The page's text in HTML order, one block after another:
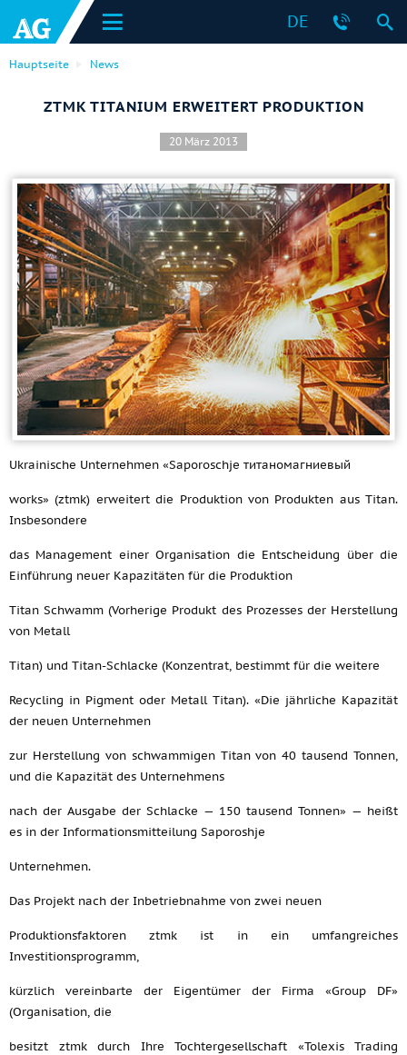
DE
Hauptseite News
ZTMK TITANIUM ERWEITERT PRODUKTION
20 März 2013
Ukrainische Unternehmen «Saporoschje титаномагниевый
works» (ztmk) erweitert die Produktion von Produkten aus Titan.
Insbesondere
das Management einer Organisation die Entscheidung über die
Einführung neuer Kapazitäten für die Produktion
Titan Schwamm (Vorherige Produkt des Prozesses der Herstellung
von Metall
Titan) und Titan-Schlacke (Konzentrat, bestimmt für die weitere
Recycling in Pigment oder Metall Titan). «Die jährliche Kapazität
der neuen Unternehmen
zur Herstellung von schwammigen Titan von 40 tausend Tonnen,
und die Kapazität des Unternehmens
nach der Ausgabe der Schlacke — 150 tausend Tonnen» — heißt
es in der Informationsmitteilung Saporoshje
Unternehmen.
Das Projekt nach der Inbetriebnahme von zwei neuen
Produktionsfaktoren ztmk ist in ein umfangreiches
Investitionsprogramm,
kürzlich vereinbarte der Eigentümer der Firma «Group DF»
(Organisation, die
besitzt ztmk durch Ihre Tochtergesellschaft «Tolexis Trading